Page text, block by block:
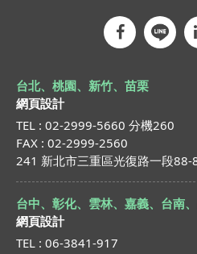
台北、桃園、新竹、苗栗
網頁設計
TEL : 02-2999-5660 分機260
FAX : 02-2999-2560
241 新北市三重區光復路一段88-
台中、彰化、雲林、嘉義、台南
網頁設計
TEL : 06-3841-917